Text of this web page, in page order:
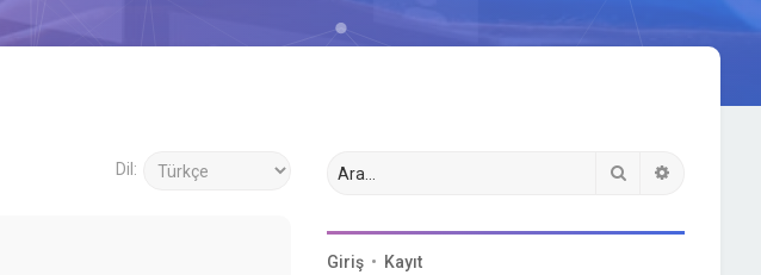
Dil: Ara
Giriş • Kayıt